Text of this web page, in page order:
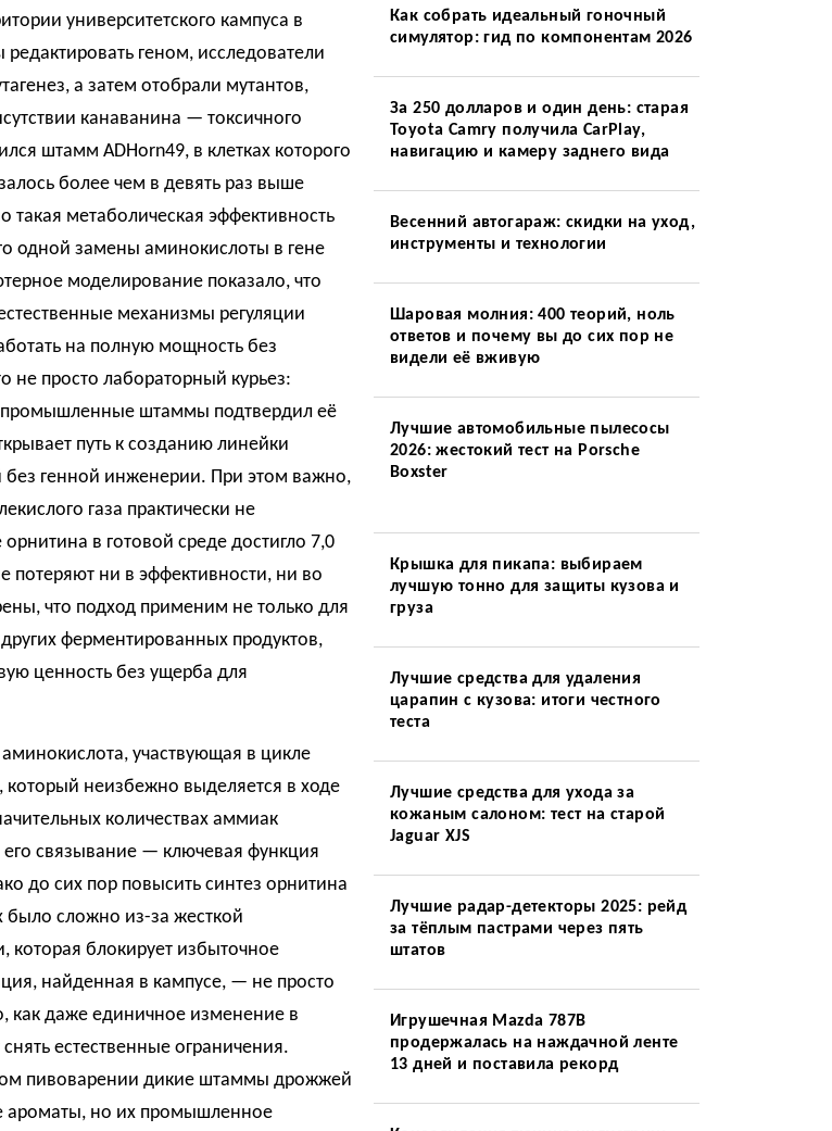
университетского кампуса в
геном, исследователи
а затем отобрали мутантов,
канаванина — токсичного
штамм ADHorn49, в клетках которого
более чем в девять раз выше
такая метаболическая эффективность
одной замены аминокислоты в гене
моделирование показало, что
механизмы регуляции
на полную мощность без
не просто лабораторный курьез:
промышленные штаммы подтвердил её
путь к созданию линейки
генной инженерии. При этом важно,
газа практически не
в готовой среде достигло 7,0
потеряют ни в эффективности, ни во
что подход применим не только для
ферментированных продуктов,
ценность без ущерба для
участвующая в цикле
неизбежно выделяется в ходе
количествах аммиак
его связывание — ключевая функция
до сих пор повысить синтез орнитина
сложно из-за жесткой
которая блокирует избыточное
найденная в кампусе, — не просто
как даже единичное изменение в
естественные ограничения.
пивоварении дикие штаммы дрожжей
ароматы, но их промышленное
Как собрать идеальный гоночный
симулятор: гид по компонентам 2026
За 250 долларов и один день: старая
Toyota Camry получила CarPlay,
навигацию и камеру заднего вида
Весенний автогараж: скидки на уход,
инструменты и технологии
Шаровая молния: 400 теорий, ноль
ответов и почему вы до сих пор не
видели её вживую
Лучшие автомобильные пылесосы
2026: жестокий тест на Porsche
Boxster
Крышка для пикапа: выбираем
лучшую тонно для защиты кузова и
груза
Лучшие средства для удаления
царапин с кузова: итоги честного
теста
Лучшие средства для ухода за
кожаным салоном: тест на старой
Jaguar XJS
Лучшие радар-детекторы 2025: рейд
за тёплым пастрами через пять
штатов
Игрушечная Mazda 787B
продержалась на наждачной ленте
13 дней и поставила рекорд